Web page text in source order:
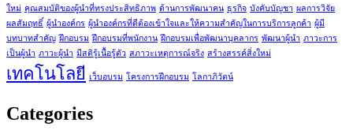
ใหม่ คุณสมบัติของผู้นำที่ทรงประสิทธิภาพ ด้านการพัฒนาคน ธุรกิจ บังคับบัญชา ผลการวิจัย
ผลสัมฤทธิ์ ผู้นำองค์กร ผู้นำองค์กรที่ดีต้องเข้าใจและให้ความสำคัญในการบริการลูกค้า ผู้มี
บทบาทสำคัญ ฝึกอบรม ฝึกอบรมที่พนักงาน ฝึกอบรมเพื่อพัฒนาบุคลากร พัฒนาผู้นำ ภาวะการ
เป็นผู้นำ ภาวะผู้นำ มีสติรู้เนื้อรู้ตัว สภาวะเหตุการณ์จริง สร้างสรรค์สิ่งใหม่
เทคโนโลยี เว็บอบรม โครงการฝึกอบรม โลกาภิวัตน์
Categories